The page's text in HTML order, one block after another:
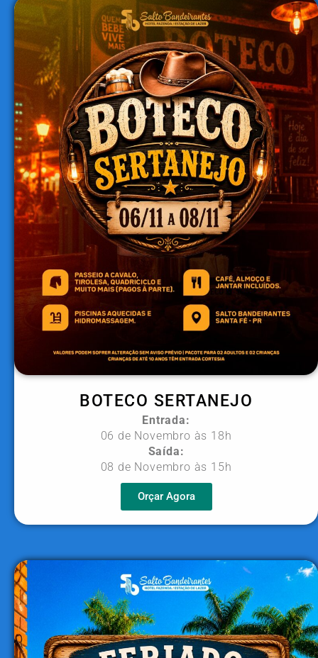
BOTECO SERTANEJO
Entrada:
06 de Novembro às 18h
Saída:
08 de Novembro às 15h
Orçar Agora